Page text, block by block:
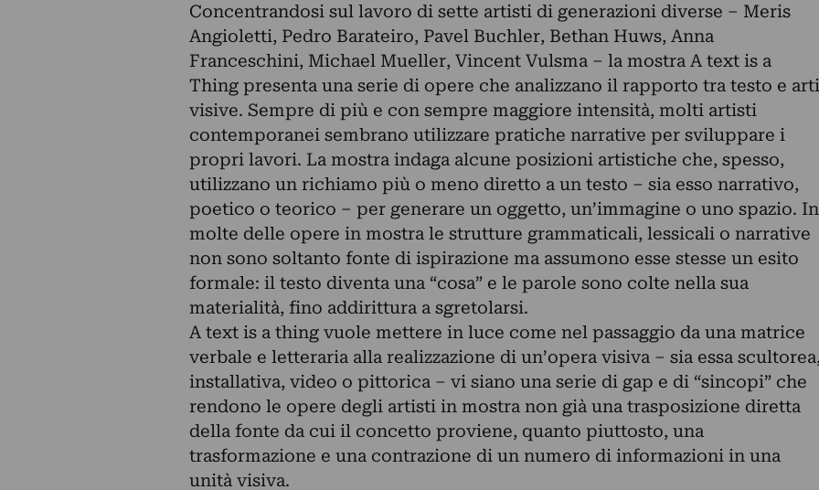
Concentrandosi sul lavoro di sette artisti di generazioni diverse – Meris
Angioletti, Pedro Barateiro, Pavel Buchler, Bethan Huws, Anna
Franceschini, Michael Mueller, Vincent Vulsma – la mostra A text is a
Thing presenta una serie di opere che analizzano il rapporto tra testo e arti
visive. Sempre di più e con sempre maggiore intensità, molti artisti
contemporanei sembrano utilizzare pratiche narrative per sviluppare i
propri lavori. La mostra indaga alcune posizioni artistiche che, spesso,
utilizzano un richiamo più o meno diretto a un testo – sia esso narrativo,
poetico o teorico – per generare un oggetto, un’immagine o uno spazio. In
molte delle opere in mostra le strutture grammaticali, lessicali o narrative
non sono soltanto fonte di ispirazione ma assumono esse stesse un esito
formale: il testo diventa una “cosa” e le parole sono colte nella sua
materialità, fino addirittura a sgretolarsi.
A text is a thing vuole mettere in luce come nel passaggio da una matrice
verbale e letteraria alla realizzazione di un’opera visiva – sia essa
installativa, video o pittorica – vi siano una serie di gap e di “sincopi” che
rendono le opere degli artisti in mostra non già una trasposizione diretta
della fonte da cui il concetto proviene, quanto piuttosto, una
trasformazione e una contrazione di un numero di informazioni in una
unità visiva.